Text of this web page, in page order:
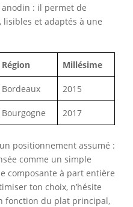
anodin : il permet de
lisibles et adaptés à une
Région Millésime
Bordeaux 2015
Bourgogne 2017
positionnement assumé :
comme un simple
composante à part entière
ton choix, n’hésite
fonction du plat principal,